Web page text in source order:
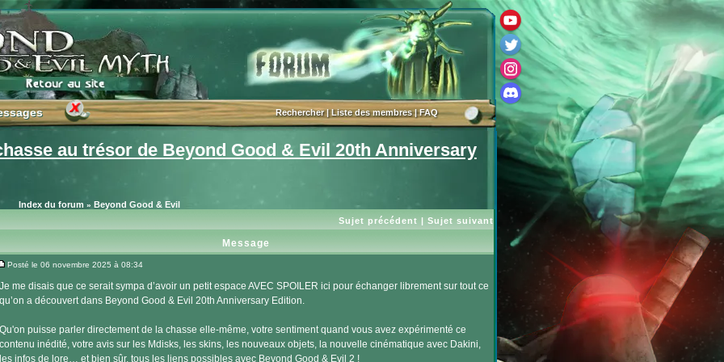
Rechercher|Liste des membres|FAQ
au trésor de Beyond Good & Evil 20th Anniversary
Index du forum » Beyond Good & Evil
Sujet précédent | Sujet suivant
Message
Posté le 06 novembre 2025 à 08:34
Je me disais que ce serait sympa d’avoir un petit espace AVEC SPOILER ici pour échanger librement sur tout ce
qu’on a découvert dans Beyond Good & Evil 20th Anniversary Edition.
Qu'on puisse parler directement de la chasse elle-même, votre sentiment quand vous avez expérimenté ce
contenu inédité, votre avis sur les Mdisks, les skins, les nouveaux objets, la nouvelle cinématique avec Dakini,
les infos de lore… et bien sûr, tous les liens possibles avec Beyond Good & Evil 2 !